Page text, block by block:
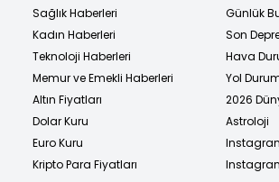
Sağlık Haberleri
Kadın Haberleri
Teknoloji Haberleri
Memur ve Emekli Haberleri
Altın Fiyatları
Dolar Kuru
Euro Kuru
Kripto Para Fiyatları
Günlük
Son
Hava
Yol
2026
Astroloji